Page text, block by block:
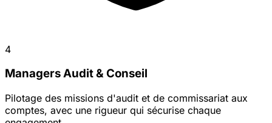
4
Managers Audit & Conseil
Pilotage des missions d'audit et de commissariat aux
comptes, avec une rigueur qui sécurise chaque